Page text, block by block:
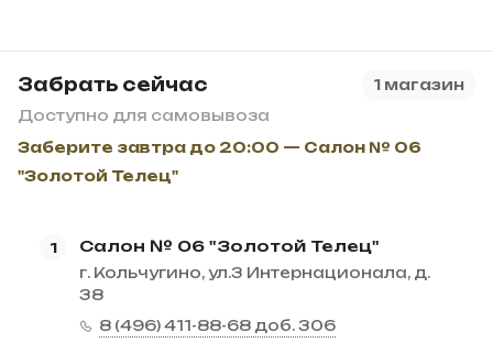
Забрать сейчас
1 магазин
Доступно для самовывоза
Заберите завтра до 20:00 — Салон № 06
"Золотой Телец"
1 Салон № 06 "Золотой Телец"
г. Кольчугино, ул.3 Интернационала, д.
38
8 (496) 411-88-68 доб. 306